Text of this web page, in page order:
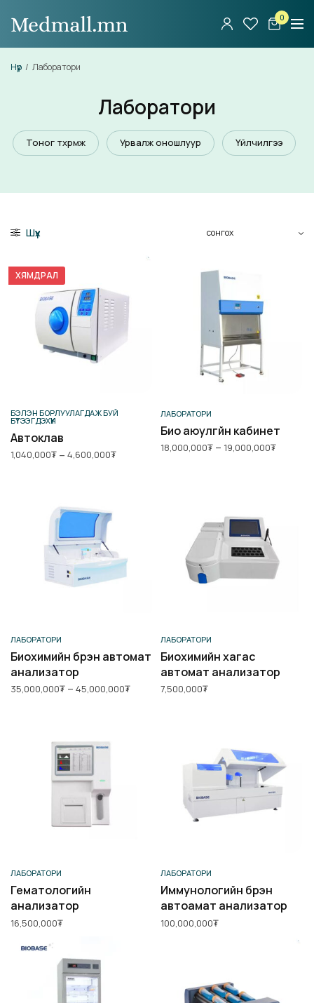
0
Нүүр / Лаборатори
Лаборатори
Тоног төхөөрөмж Урвалж оношлуур Үйлчилгээ
Шүүх
ХЯМДРАЛ
Сонголт хийх
БЭЛЭН БОРЛУУЛАГДАЖ БУЙ
БҮТЭЭГДЭХҮҮН
Автоклав
1,040,000₮ – 4,600,000₮Price
Сонголт хийх
ЛАБОРАТОРИ
Био аюулгүйн кабинет
18,000,000₮ – 19,000,000₮Price
Сонголт хийх
ЛАБОРАТОРИ
Биохимийн бүрэн автомат
анализатор
35,000,000₮ – 45,000,000₮Price range:
35,000,000₮
Сагсанд нэмэх
ЛАБОРАТОРИ
Биохимийн хагас
автомат анализатор
7,500,000₮
Сагсанд нэмэх
ЛАБОРАТОРИ
Гематологийн
анализатор
16,500,000₮
Сагсанд нэмэх
ЛАБОРАТОРИ
Иммунологийн бүрэн
автоамат анализатор
100,000,000₮